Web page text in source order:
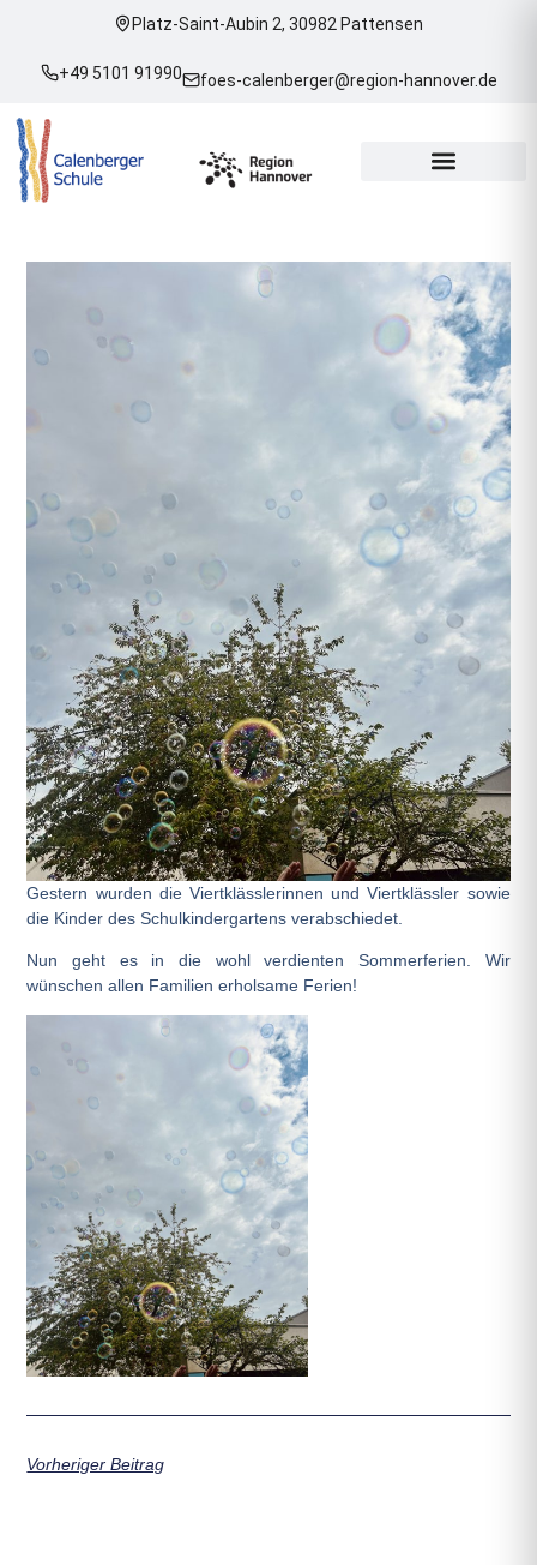
Platz-Saint-Aubin 2, 30982 Pattensen
+49 5101 91990 foes-calenberger@region-hannover.de
Gestern wurden die Viertklässlerinnen und Viertklässler sowie
die Kinder des Schulkindergartens verabschiedet.
Nun geht es in die wohl verdienten Sommerferien. Wir
wünschen allen Familien erholsame Ferien!
Vorheriger Beitrag